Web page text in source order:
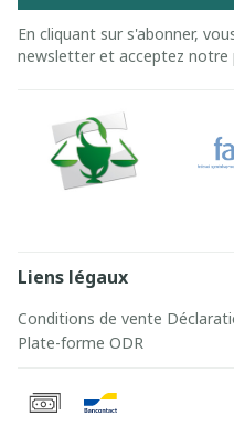
En cliquant sur s'abonner,
newsletter et acceptez notre
Liens légaux
Conditions de vente
Plate-forme ODR